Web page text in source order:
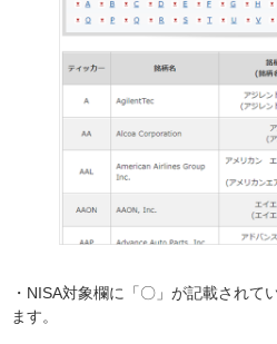
・NISA対象欄に「〇」が記載されて
ます。